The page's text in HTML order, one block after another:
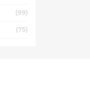
(99)
(75)